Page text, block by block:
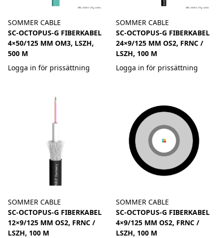
SOMMER CABLE
SC-OCTOPUS-G FIBERKABEL
4×50/125 ΜM OM3, LSZH,
500 M
Logga in för prissättning
SOMMER CABLE
SC-OCTOPUS-G FIBERKABEL
24×9/125 ΜM OS2, FRNC /
LSZH, 100 M
Logga in för prissättning
SOMMER CABLE
SC-OCTOPUS-G FIBERKABEL
12×9/125 ΜM OS2, FRNC /
LSZH, 100 M
SOMMER CABLE
SC-OCTOPUS-G FIBERKABEL
4×9/125 ΜM OS2, FRNC /
LSZH, 100 M